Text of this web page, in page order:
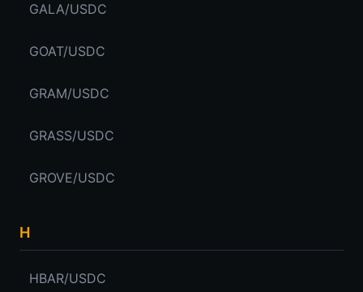
GALA/USDC
GOAT/USDC
GRAM/USDC
GRASS/USDC
GROVE/USDC
H
HBAR/USDC